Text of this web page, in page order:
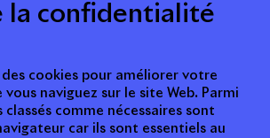
la confidentialité
des cookies pour améliorer votre
naviguez sur le site Web. Parmi
classés comme nécessaires sont
car ils sont essentiels au